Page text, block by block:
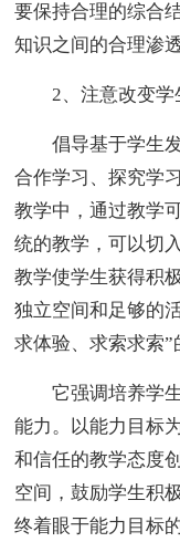
要保持合理的综合
知识之间的合理渗
2、注意改变学
倡导基于学生发
合作学习、探究学
教学中，通过教学
统的教学，可以切
教学使学生获得积
独立空间和足够的
求体验、求索求索”
它强调培养学生
能力。以能力目标
和信任的教学态度
空间，鼓励学生积
终着眼于能力目标